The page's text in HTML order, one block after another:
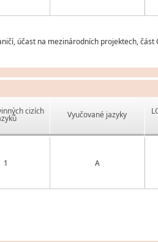
účast na mezinárodních projektech,
cizích Vyučované jazyky
1 A